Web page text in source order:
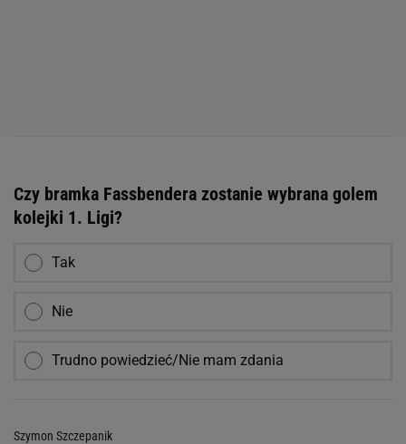
Czy bramka Fassbendera zostanie wybrana golem
kolejki 1. Ligi?
Tak
Nie
Trudno powiedzieć/Nie mam zdania
Szymon Szczepanik